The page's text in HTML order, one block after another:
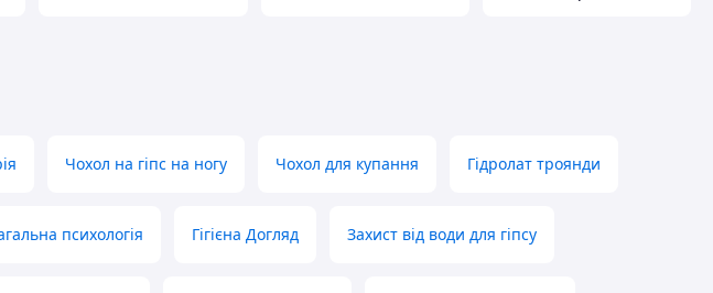
Чохол на гіпс на ногу Чохол для купання Гідролат троянди
психологія Гігієна Догляд Захист від води для гіпсу